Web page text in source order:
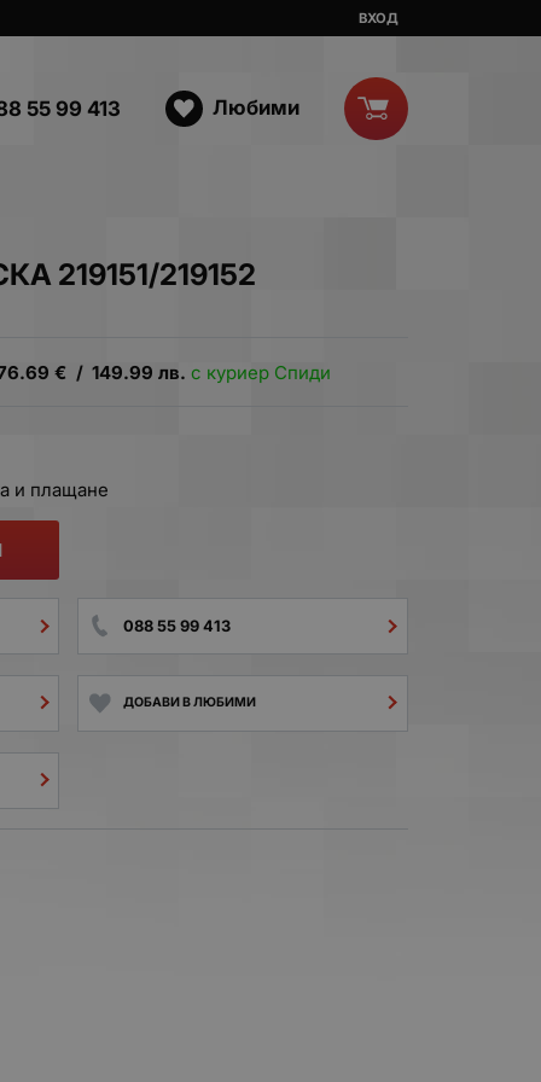
ВХОД
55 99 413 Любими
219151/219152
€ / 149.99 лв. с куриер Спиди
и плащане
088 55 99 413
ДОБАВИ В ЛЮБИМИ